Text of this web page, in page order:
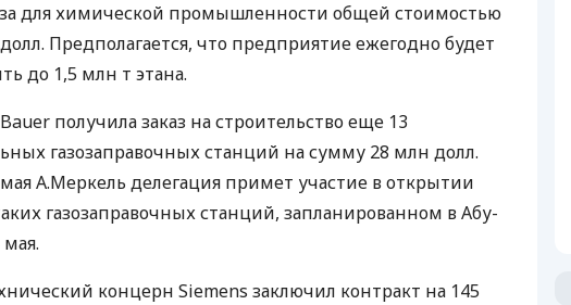
для химической промышленности общей стоимостью
Предполагается, что предприятие ежегодно будет
до 1,5 млн т этана.
получила заказ на строительство еще 13
газозаправочных станций на сумму 28 млн долл.
А.Меркель делегация примет участие в открытии
газозаправочных станций, запланированном в Абу-
концерн Siemens заключил контракт на 145